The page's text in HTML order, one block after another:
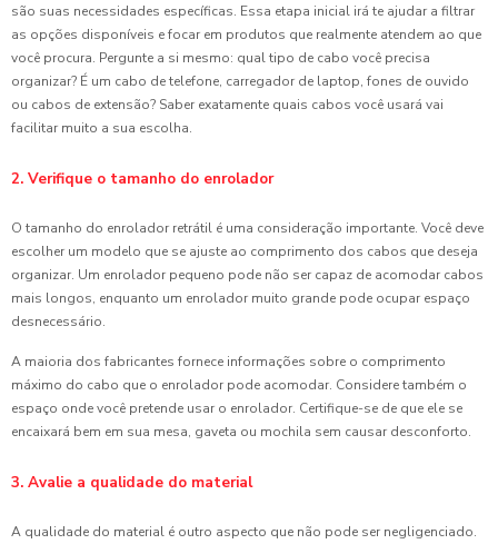
são suas necessidades específicas. Essa etapa inicial irá te ajudar a filtrar
as opções disponíveis e focar em produtos que realmente atendem ao que
você procura. Pergunte a si mesmo: qual tipo de cabo você precisa
organizar? É um cabo de telefone, carregador de laptop, fones de ouvido
ou cabos de extensão? Saber exatamente quais cabos você usará vai
facilitar muito a sua escolha.
2. Verifique o tamanho do enrolador
O tamanho do enrolador retrátil é uma consideração importante. Você deve
escolher um modelo que se ajuste ao comprimento dos cabos que deseja
organizar. Um enrolador pequeno pode não ser capaz de acomodar cabos
mais longos, enquanto um enrolador muito grande pode ocupar espaço
desnecessário.
A maioria dos fabricantes fornece informações sobre o comprimento
máximo do cabo que o enrolador pode acomodar. Considere também o
espaço onde você pretende usar o enrolador. Certifique-se de que ele se
encaixará bem em sua mesa, gaveta ou mochila sem causar desconforto.
3. Avalie a qualidade do material
A qualidade do material é outro aspecto que não pode ser negligenciado.